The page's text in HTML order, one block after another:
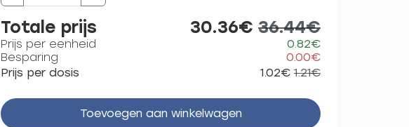
Totale prijs 30.36€ 36.44€
Prijs per eenheid
0.82€
Besparing
0.00€
Prijs per dosis
1.02€ 1.21€
Toevoegen aan winkelwagen